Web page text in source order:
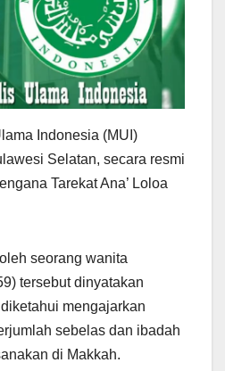
Indonesia (MUI)
Selatan, secara resmi
Tarekat Ana’ Loloa
seorang wanita
tersebut dinyatakan
mengajarkan
sebelas dan ibadah
di Makkah.